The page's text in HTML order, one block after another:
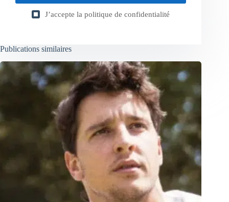
J’accepte la politique de confidentialité
Publications similaires